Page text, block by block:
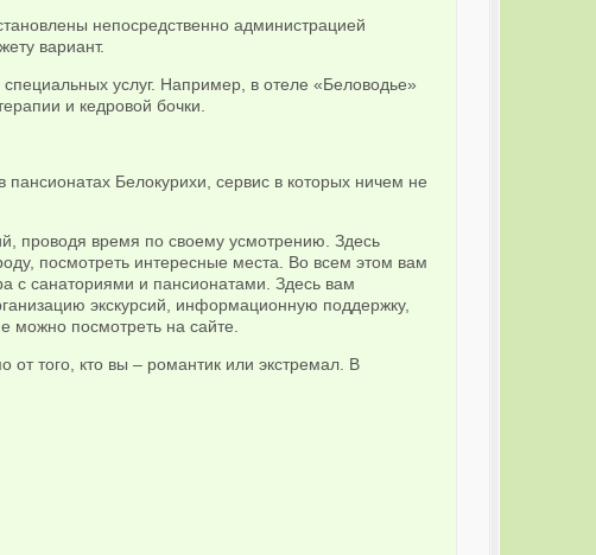
непосредственно администрацией
вариант.
услуг. Например, в отеле «Беловодье»
и кедровой бочки.
Белокурихи, сервис в которых ничем не
проводя время по своему усмотрению. Здесь
посмотреть интересные места. Во всем этом вам
с санаториями и пансионатами. Здесь вам
экскурсий, информационную поддержку,
можно посмотреть на сайте.
того, кто вы – романтик или экстремал. В